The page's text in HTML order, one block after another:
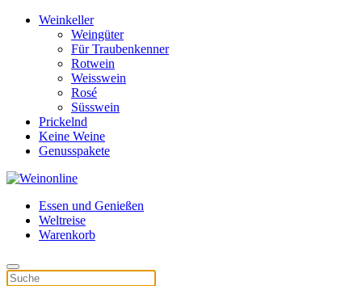
Weinkeller
Weingüter
Für Traubenkenner
Rotwein
Weisswein
Rosé
Süsswein
Prickelnd
Keine Weine
Genusspakete
Essen und Genießen
Weltreise
Warenkorb